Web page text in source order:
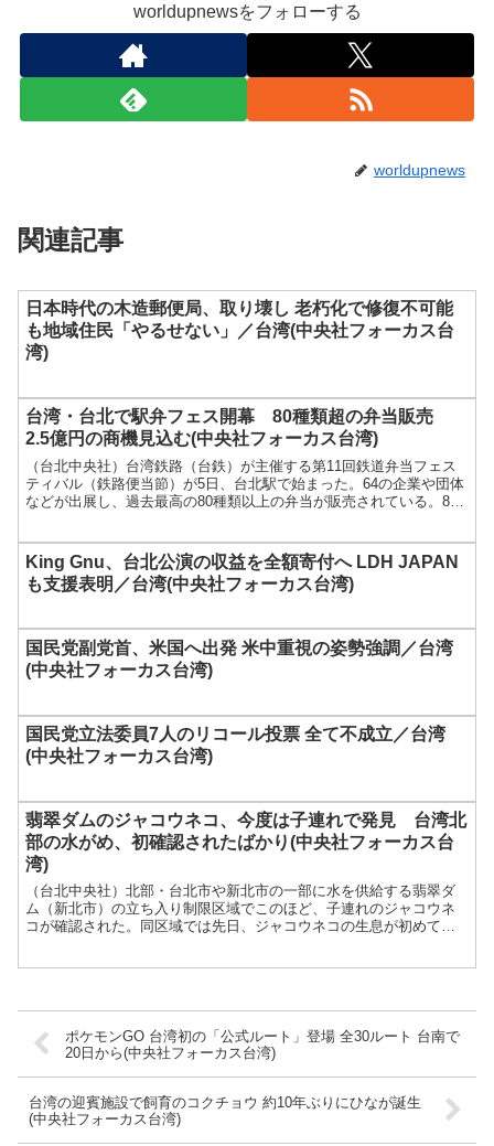
worldupnewsをフォローする
worldupnews
関連記事
日本時代の木造郵便局、取り壊し 老朽化で修復不可能
も地域住民「やるせない」／台湾(中央社フォーカス台
湾)
台湾・台北で駅弁フェス開幕 80種類超の弁当販売
2.5億円の商機見込む(中央社フォーカス台湾)
（台北中央社）台湾鉄路（台鉄）が主催する第11回鉄道弁当フェス
ティバル（鉄路便当節）が5日、台北駅で始まった。64の企業や団体
などが出展し、過去最高の80種類以上の弁当が販売されている。8日
King Gnu、台北公演の収益を全額寄付へ LDH JAPAN
も支援表明／台湾(中央社フォーカス台湾)
国民党副党首、米国へ出発 米中重視の姿勢強調／台湾
(中央社フォーカス台湾)
国民党立法委員7人のリコール投票 全て不成立／台湾
(中央社フォーカス台湾)
翡翠ダムのジャコウネコ、今度は子連れで発見 台湾北
部の水がめ、初確認されたばかり(中央社フォーカス台
湾)
（台北中央社）北部・台北市や新北市の一部に水を供給する翡翠ダ
ム（新北市）の立ち入り制限区域でこのほど、子連れのジャコウネ
コが確認された。同区域では先日、ジャコウネコの生息が初めて確
ポケモンGO 台湾初の「公式ルート」登場 全30ルート 台南で
20日から(中央社フォーカス台湾)
台湾の迎賓施設で飼育のコクチョウ 約10年ぶりにひなが誕生
(中央社フォーカス台湾)